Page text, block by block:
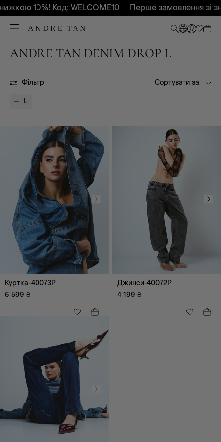
10%! Код: WELCOME10 Перше замовлення зі
ANDRE TAN DENIM DROP L
Фільтр
Всі
Осінь-Зима 2026
Всі
Завужений
Мом
Куртка-сорочка
Кльош
Сортувати за
L
Куртка-40073P
6 599 ₴
Джинси-40072P
4 199 ₴